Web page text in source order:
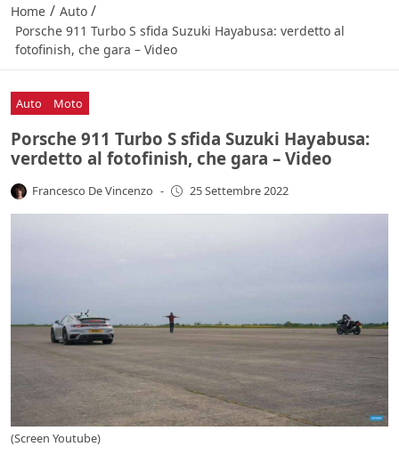
Home / Auto /
Porsche 911 Turbo S sfida Suzuki Hayabusa: verdetto al
fotofinish, che gara – Video
Auto Moto
Porsche 911 Turbo S sfida Suzuki Hayabusa:
verdetto al fotofinish, che gara – Video
Francesco De Vincenzo - 25 Settembre 2022
(Screen Youtube)